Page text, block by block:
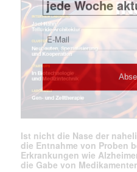
Ist nicht die Nase der
die Entnahme von Proben
Erkrankungen wie
die Gabe von